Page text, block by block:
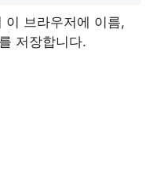
이 브라우저에 이름,
저장합니다.